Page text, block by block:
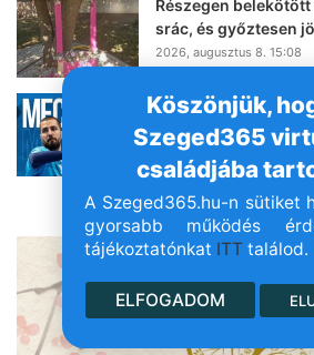
Köszönjük,
Szeged365
családjába
A Szeged365.hu-n sütiket
gyorsabb működés
tájékoztatónkat ITT találod.
ELFOGADOM
Részegen
srác, és győztesen
2026, augusztus 8. 15:08
Meccsnap van: a
össze a Pick Szeged!
2026, augusztus 8. 14:36
- Hirdetés -